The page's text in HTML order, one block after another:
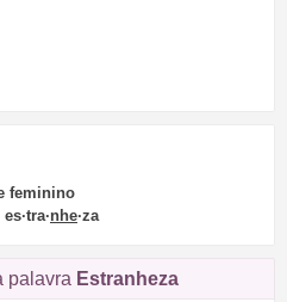
feminino
es·tra·nhe·za
palavra Estranheza